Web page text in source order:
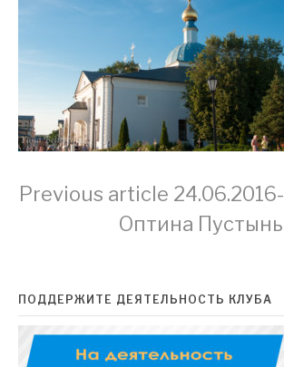
Continue
Reading
Previous article
Оптина Пустынь
ПОДДЕРЖИТЕ ДЕЯТЕЛЬНОСТЬ КЛУБА